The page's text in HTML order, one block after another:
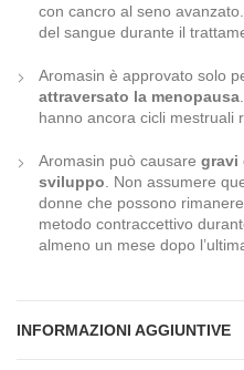
con cancro al seno
del sangue durante il
Aromasin è approvato solo
attraversato la menopausa
hanno ancora cicli mestruali
Aromasin può causare gravi
sviluppo . Non assumere
donne che possono
metodo contraccettivo
almeno un mese dopo
INFORMAZIONI AGGIUNTIVE